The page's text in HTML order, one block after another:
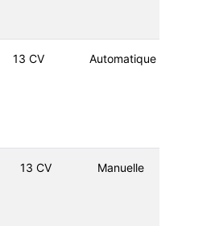
13 CV Automatique
13 CV Manuelle